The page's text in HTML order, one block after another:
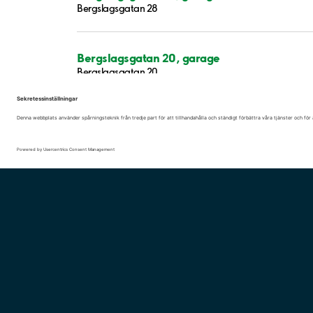
Bergslagsgatan 28
Bergslagsgatan 20, garage
Bergslagsgatan 20
Bergslagsgatan 12-36
Tvätthuset 1